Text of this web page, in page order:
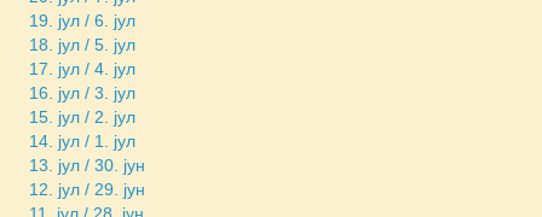
19. јул / 6. јул
18. јул / 5. јул
17. јул / 4. јул
16. јул / 3. јул
15. јул / 2. јул
14. јул / 1. јул
13. јул / 30. јун
12. јул / 29. јун